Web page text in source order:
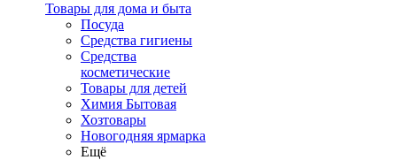
Товары для дома и быта
Посуда
Средства гигиены
Средства
косметические
Товары для детей
Химия Бытовая
Хозтовары
Новогодняя ярмарка
Ещё